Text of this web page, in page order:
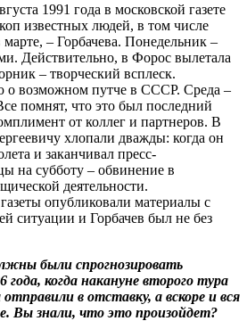
1991 года в московской газете
известных людей, в том числе
– Горбачева. Понедельник –
Действительно, в Форос вылетала
– творческий всплеск.
о возможном путче в СССР. Среда –
помнят, что это был последний
от коллег и партнеров. В
хлопали дважды: когда он
и заканчивал пресс-
на субботу – обвинение в
деятельности.
опубликовали материалы с
ситуации и Горбачев был не без
были спрогнозировать
когда накануне второго тура
в отставку, а вскоре и вся
Вы знали, что это произойдет?